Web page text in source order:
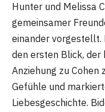
Hunter und Melissa
gemeinsamer
einander vorgestellt.
den ersten Blick, der
Anziehung zu Cohen
Gefühle und
Liebesgeschichte.